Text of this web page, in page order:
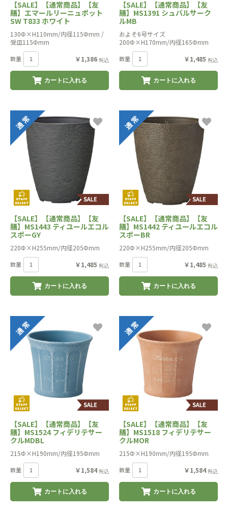
【SALE】【通常商品】【友
膳】エマールリーニュポット
SW T833 ホワイト
130Φ×H110mm/内径115Φmm /
受皿115Φmm
数量 ￥1,386 税込
カートに入れる
【SALE】【通常商品】【友
膳】MS1391 シュバルサーク
ルMB
およそ6号サイズ
200Φ×H170mm/内径165Φmm
数量 ￥1,485 税込
カートに入れる
【SALE】【通常商品】【友
膳】MS1443 ティユールエコル
スポーGY
220Φ×H255mm/内径205Φmm
数量 ￥1,485 税込
カートに入れる
【SALE】【通常商品】【友
膳】MS1442 ティユールエコル
スポーBR
220Φ×H255mm/内径205Φmm
数量 ￥1,485 税込
カートに入れる
【SALE】【通常商品】【友
膳】MS1524 フィデリテサー
クルMDBL
215Φ×H190mm/内径195Φmm
数量 ￥1,584 税込
カートに入れる
【SALE】【通常商品】【友
膳】MS1518 フィデリテサー
クルMOR
215Φ×H190mm/内径195Φmm
数量 ￥1,584 税込
カートに入れる